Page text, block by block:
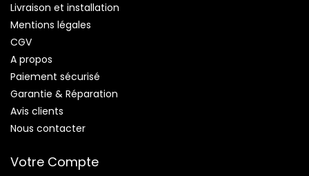
Livraison et installation
Mentions légales
CGV
A propos
Paiement sécurisé
Garantie & Réparation
Avis clients
Nous contacter
Votre Compte